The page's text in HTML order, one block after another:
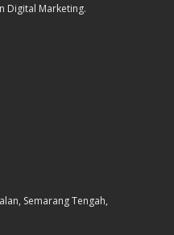
Digital Marketing.
Semarang Tengah,